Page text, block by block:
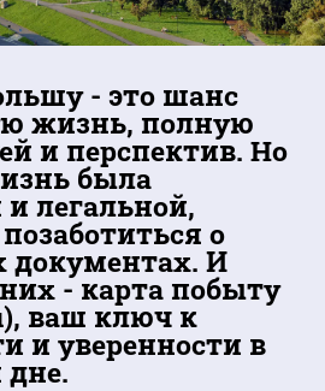
- это шанс
жизнь, полную
и перспектив. Но
была
легальной,
о
документах. И
- карта побыту
ваш ключ к
и уверенности в